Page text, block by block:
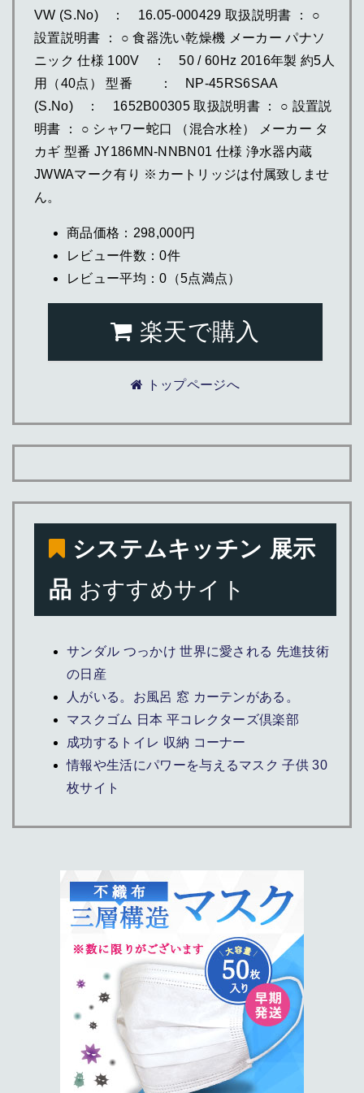
VW (S.No) ： 16.05-000429 取扱説明書 ： ○
設置説明書 ： ○ 食器洗い乾燥機 メーカー パナソ
ニック 仕様 100V ： 50 / 60Hz 2016年製 約5人
用（40点） 型番 ： NP-45RS6SAA
(S.No) ： 1652B00305 取扱説明書 ： ○ 設置説
明書 ： ○ シャワー蛇口 （混合水栓） メーカー タ
カギ 型番 JY186MN-NNBN01 仕様 浄水器内蔵
JWWAマーク有り ※カートリッジは付属致しませ
ん。
商品価格：298,000円
レビュー件数：0件
レビュー平均：0（5点満点）
楽天で購入
トップページへ
システムキッチン 展示
品 おすすめサイト
サンダル つっかけ 世界に愛される 先進技術
の日産
人がいる。お風呂 窓 カーテンがある。
マスクゴム 日本 平コレクターズ倶楽部
成功するトイレ 収納 コーナー
情報や生活にパワーを与えるマスク 子供 30
枚サイト